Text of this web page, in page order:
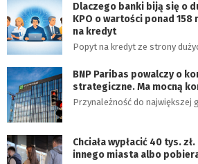
Dlaczego banki biją się o
KPO o wartości ponad
na kredyt
Popyt na kredyt ze strony
BNP Paribas powalczy o
strategiczne. Ma mocną
Przynależność do największej
Chciała wypłacić 40 tys.
innego miasta albo